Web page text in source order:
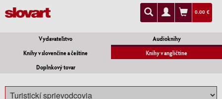
0.00 €
Vydavateľstvo
Audioknihy
Knihy v slovenčine a češtine
Knihy v angličtine
Doplnkový tovar